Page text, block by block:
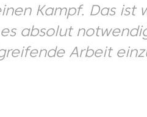
Kampf. Das ist
absolut
Arbeit